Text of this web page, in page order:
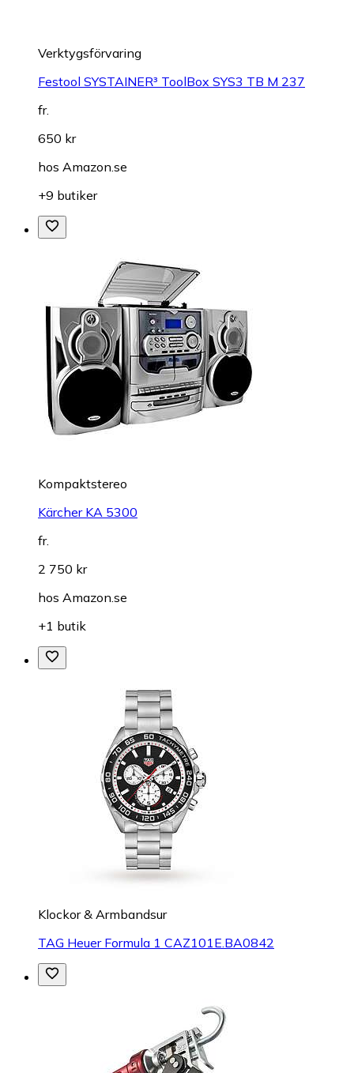
Verktygsförvaring
Festool SYSTAINER³ ToolBox SYS3 TB M 237
fr.
650 kr
hos Amazon.se
+9 butiker
Kompaktstereo
Kärcher KA 5300
fr.
2 750 kr
hos Amazon.se
+1 butik
Klockor & Armbandsur
TAG Heuer Formula 1 CAZ101E.BA0842